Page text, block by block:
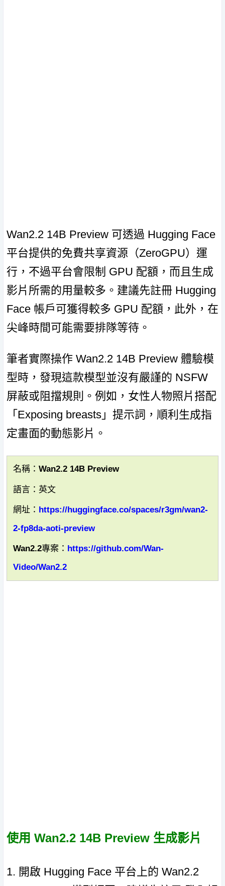
Wan2.2 14B Preview 可透過 Hugging Face
平台提供的免費共享資源（ZeroGPU）運
行，不過平台會限制 GPU 配額，而且生成
影片所需的用量較多。建議先註冊 Hugging
Face 帳戶可獲得較多 GPU 配額，此外，在
尖峰時間可能需要排隊等待。
筆者實際操作 Wan2.2 14B Preview 體驗模
型時，發現這款模型並沒有嚴謹的 NSFW
屏蔽或阻擋規則。例如，女性人物照片搭配
「Exposing breasts」提示詞，順利生成指
定畫面的動態影片。
名稱：Wan2.2 14B Preview
語言：英文
網址： https://huggingface.co/spaces/r3gm/wan2-
2-fp8da-aoti-preview
Wan2.2專案： https://github.com/Wan-
Video/Wan2.2
使用 Wan2.2 14B Preview 生成影片
1. 開啟 Hugging Face 平台上的 Wan2.2